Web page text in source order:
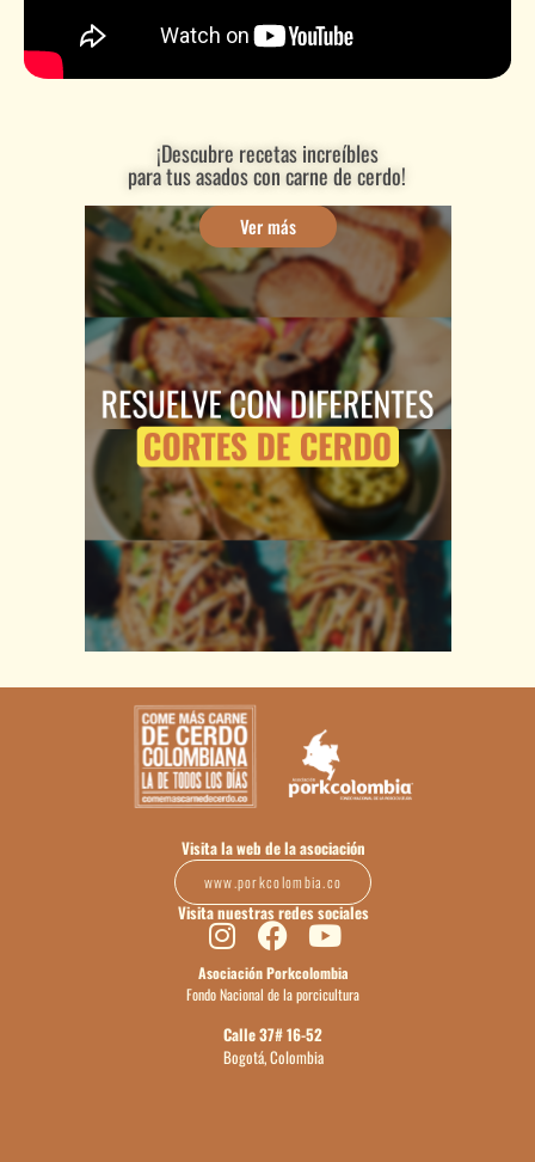
¡Descubre recetas increíbles
para tus asados con carne de cerdo!
Ver más
Visita la web de la asociación
www.porkcolombia.co
Visita nuestras redes sociales
Asociación Porkcolombia
Fondo Nacional de la porcicultura
Calle 37# 16-52
Bogotá, Colombia